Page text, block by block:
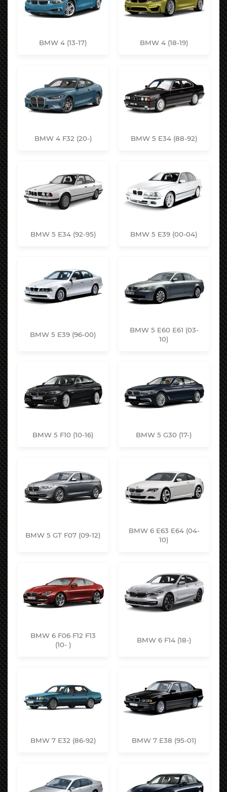
BMW 4 (13-17) BMW 4 (18-19)
BMW 4 F32 (20-) BMW 5 E34 (88-92)
BMW 5 E34 (92-95) BMW 5 E39 (00-04)
BMW 5 E39 (96-00)
BMW 5 E60 E61 (03-
10)
BMW 5 F10 (10-16) BMW 5 G30 (17-)
BMW 5 GT F07 (09-12)
BMW 6 E63 E64 (04-
10)
BMW 6 F06 F12 F13
(10- )
BMW 6 F14 (18-)
BMW 7 E32 (86-92) BMW 7 E38 (95-01)